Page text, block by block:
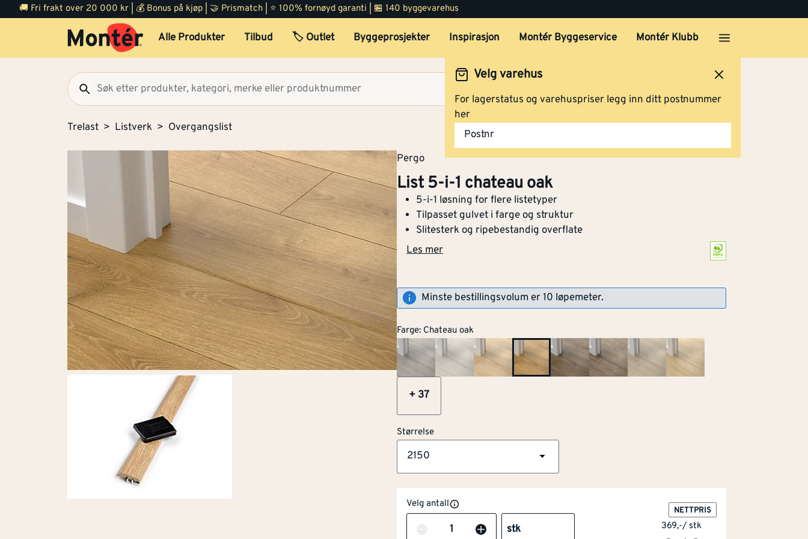
🚚 Fri frakt over 20 000 kr | 💰 Bonus på kjøp | 🤝 Prismatch | ⭐ 100% fornøyd garanti | 🏪 140 byggevarehus
Alle Produkter Tilbud 🏷️ Outlet Byggeprosjekter Inspirasjon Montér Byggeservice Montér Klubb
Velg varehus
For lagerstatus og varehuspriser legg inn ditt postnummer
her
Postnr
Trelast Listverk Overgangslist
Pergo
List 5-i-1 chateau oak
5-i-1 løsning for flere listetyper
Tilpasset gulvet i farge og struktur
Slitesterk og ripebestandig overflate
Les mer
Minste bestillingsvolum er 10 løpemeter.
Farge: Chateau oak
+ 37
Størrelse
2150
Velg antall
Antall stk
NETTPRIS
369,-/ stk
PEFC
Råvarer og produkter som kommer fra bærekraftig forvaltet
skog.